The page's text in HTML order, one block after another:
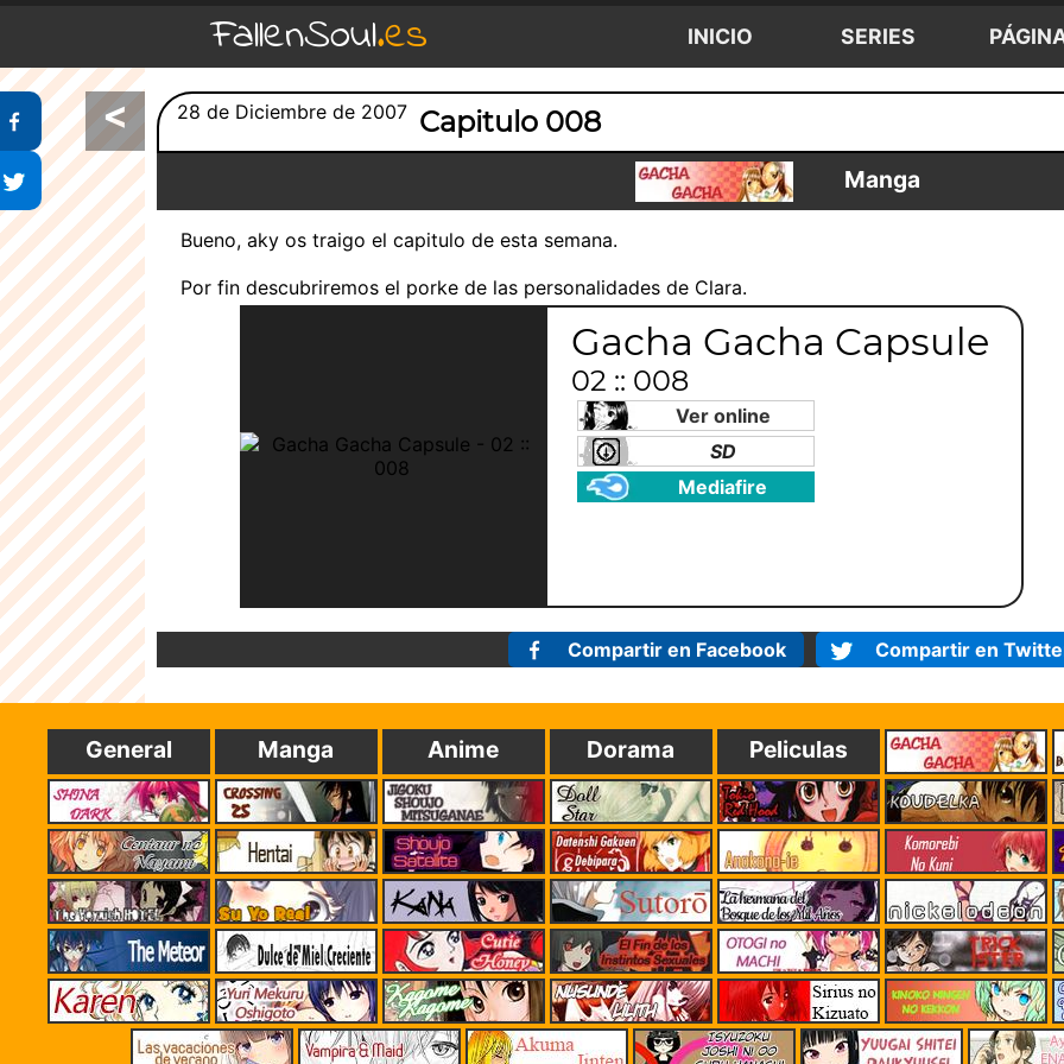
FallenSoul.es INICIO SERIES
<
Compartir en Facebook
Compartir en Twitter
28 de Diciembre de 2007 Capitulo 008
Manga
Bueno, aky os traigo el capitulo de esta semana.
Por fin descubriremos el porke de las personalidades de Clara.
Gacha Gacha Capsule
02 :: 008
Ver online
SD
Mediafire
Compartir en Facebook Compartir en
General Manga Anime Dorama Peliculas